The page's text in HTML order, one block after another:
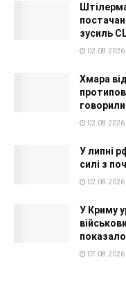
зусиль
02.08.2026
Хмара
02.08.2026
У липні
силі з
02.08.2026
У Криму
07.08.2026